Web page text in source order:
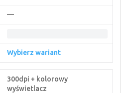
—
Wybierz wariant
300dpi + kolorowy
wyświetlacz